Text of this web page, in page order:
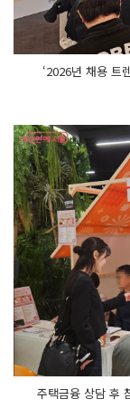
‘2026년 채용 트
주택금융 상담 후